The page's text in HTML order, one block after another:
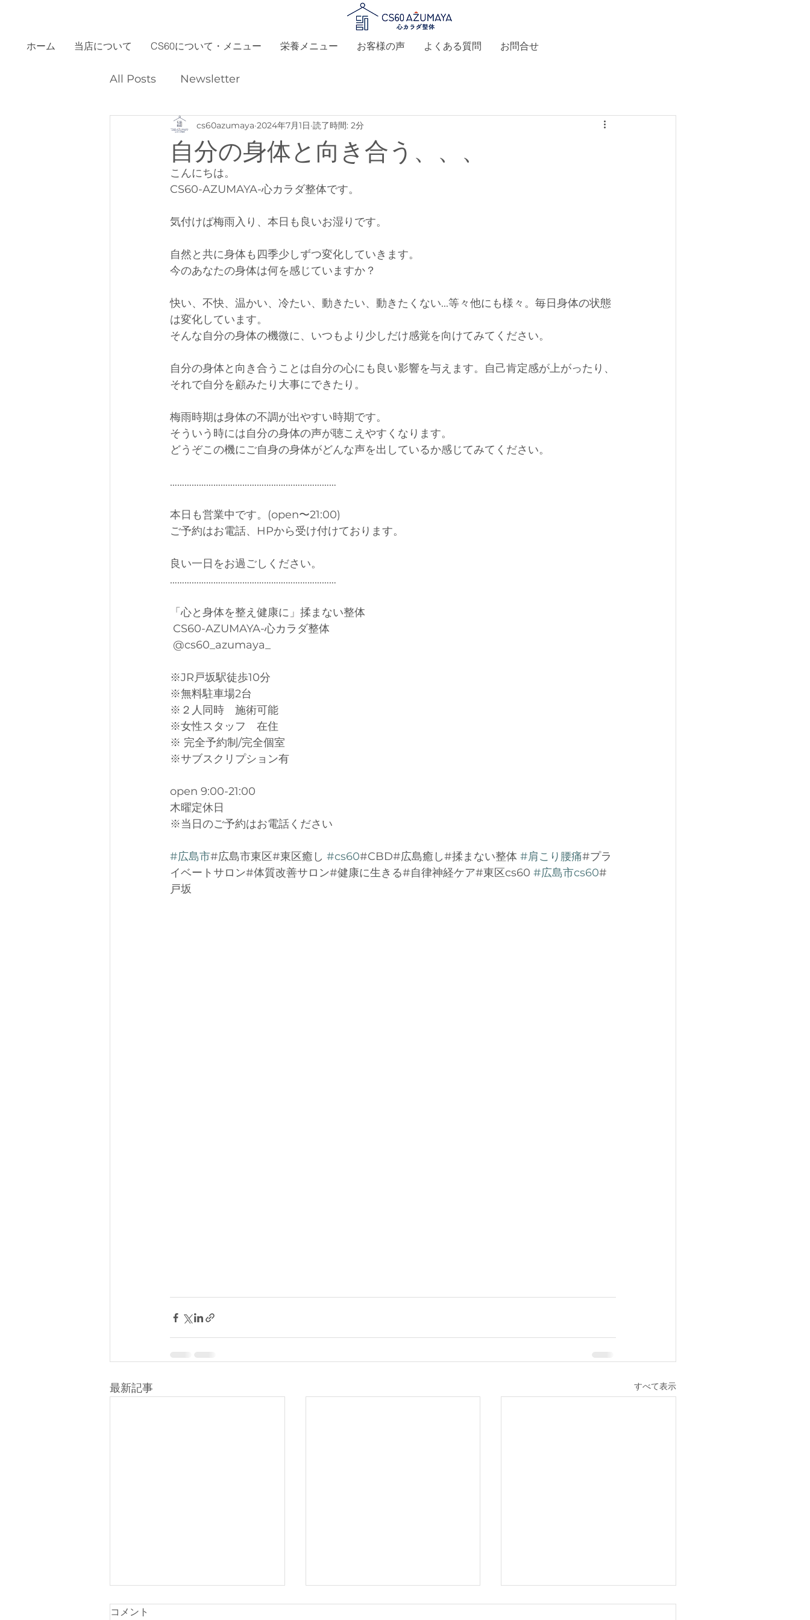
ホーム 当店について CS60について・メニュー 栄養メニュー お客様の声 よくある質問 お問合せ
All Posts Newsletter
自分の身体と向き合う、、、
cs60azumaya 2024年7月1日 読了時間: 2分
こんにちは。
CS60-AZUMAYA-心カラダ整体です。
気付けば梅雨入り、本日も良いお湿りです。
自然と共に身体も四季少しずつ変化していきます。
今のあなたの身体は何を感じていますか？
快い、不快、温かい、冷たい、動きたい、動きたくない...等々他にも様々。毎日身体の状態
は変化しています。
そんな自分の身体の機微に、いつもより少しだけ感覚を向けてみてください。
自分の身体と向き合うことは自分の心にも良い影響を与えます。自己肯定感が上がったり、
それで自分を顧みたり大事にできたり。
梅雨時期は身体の不調が出やすい時期です。
そういう時には自分の身体の声が聴こえやすくなります。
どうぞこの機にご自身の身体がどんな声を出しているか感じてみてください。
……………………………………………………………
本日も営業中です。(open〜21:00)
ご予約はお電話、HPから受け付けております。
良い一日をお過ごしください。
……………………………………………………………
「心と身体を整え健康に」揉まない整体
CS60-AZUMAYA-心カラダ整体
@cs60_azumaya_
※JR戸坂駅徒歩10分
※無料駐車場2台
※２人同時　施術可能
※女性スタッフ　在住
※ 完全予約制/完全個室
※サブスクリプション有
open 9:00-21:00
木曜定休日
※当日のご予約はお電話ください
#広島市#広島市東区#東区癒し #cs60#CBD#広島癒し#揉まない整体 #肩こり腰痛#プラ
イベートサロン#体質改善サロン#健康に生きる#自律神経ケア#東区cs60 #広島市cs60#
戸坂
最新記事 すべて表示
コメント